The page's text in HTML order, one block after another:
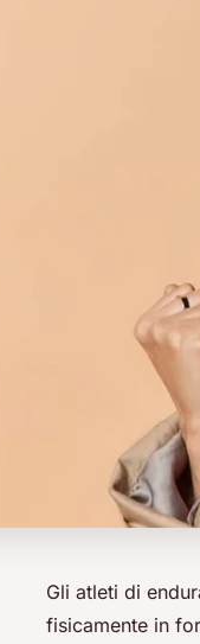
Gli atleti di
fisicamente in